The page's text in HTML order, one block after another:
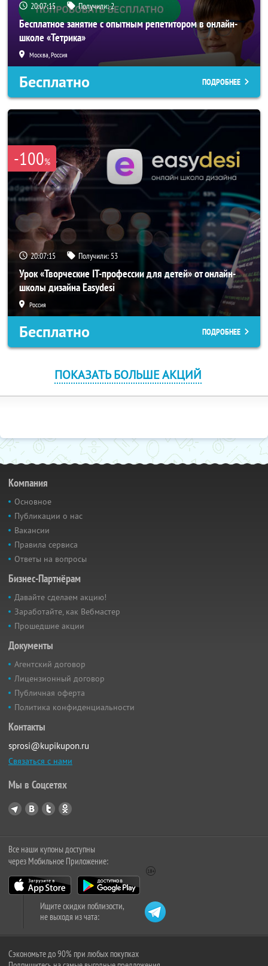
20:07:15 Получили:2
Бесплатное занятие с опытным репетитором в онлайн-
школе «Тетрика»
Москва, Россия
Бесплатно ПОДРОБНЕЕ
-100%
20:07:15 Получили: 53
Урок «Творческие IT-профессии для детей» от онлайн-
школы дизайна Easydesi
Россия
Бесплатно ПОДРОБНЕЕ
ПОКАЗАТЬ БОЛЬШЕ АКЦИЙ
Компания
Основное
Публикации о нас
Вакансии
Правила сервиса
Ответы на вопросы
Бизнес-Партнёрам
Давайте сделаем акцию!
Заработайте, как Вебмастер
Прошедшие акции
Документы
Агентский договор
Лицензионный договор
Публичная оферта
Политика конфиденциальности
Контакты
sprosi@kupikupon.ru
Связаться с нами
Мы в Соцсетях
Все наши купоны доступны
через Мобильное Приложение:
Ищите скидки поблизости,
не выходя из чата:
Сэкономьте до 90% при любых покупках